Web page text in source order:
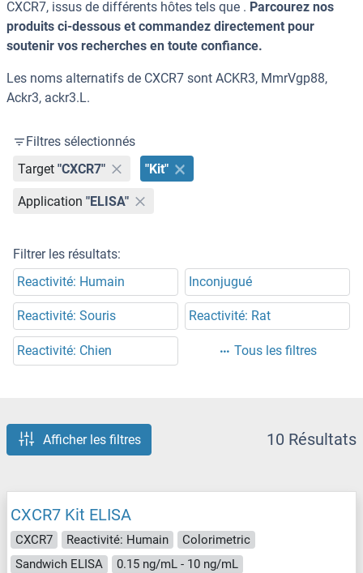
CXCR7, issus de différents hôtes tels que . Parcourez nos
produits ci-dessous et commandez directement pour
soutenir vos recherches en toute confiance.
Les noms alternatifs de CXCR7 sont ACKR3, MmrVgp88,
Ackr3, ackr3.L.
Filtres sélectionnés
Target "CXCR7" "Kit"
Application "ELISA"
Filtrer les résultats:
Reactivité: Humain
Inconjugué
Reactivité: Souris Reactivité: Rat
Reactivité: Chien Tous les filtres
Afficher les filtres 10 Résultats
CXCR7 Kit ELISA
CXCR7 Reactivité: Humain
Colorimetric
Sandwich ELISA
0.15 ng/mL - 10 ng/mL